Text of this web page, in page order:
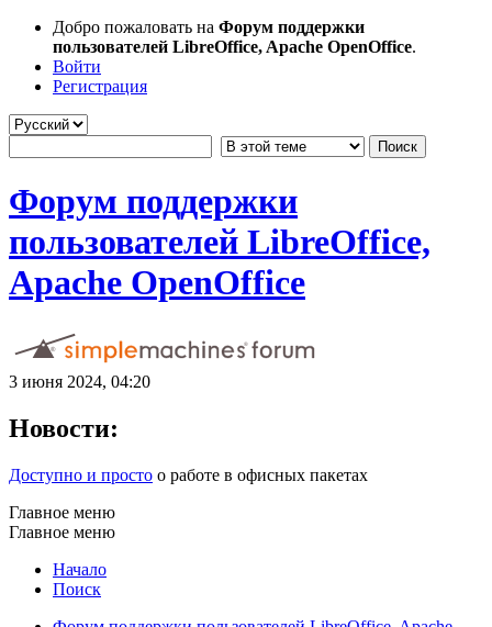
Добро пожаловать на Форум поддержки
пользователей LibreOffice, Apache OpenOffice.
Войти
Регистрация
Форум поддержки
пользователей LibreOffice,
Apache OpenOffice
3 июня 2024, 04:20
Новости:
Доступно и просто о работе в офисных пакетах
Главное меню
Главное меню
Начало
Поиск